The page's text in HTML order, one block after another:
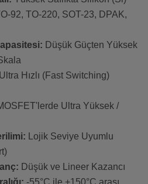
92, TO-220, SOT-23, DPAK,
Düşük Güçten Yüksek
Ultra Hızlı (Fast Switching)
Ultra Yüksek /
Lojik Seviye Uyumlu
Düşük ve Lineer Kazancı
-55°C ile +150°C arası